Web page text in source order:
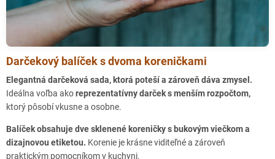
Darčekový balíček s dvoma koreničkami
Elegantná darčeková sada, ktorá poteší a zároveň dáva zmysel.
Ideálna voľba akoreprezentatívny darček s menším rozpočtom,
ktorý pôsobí vkusne a osobne.
Balíček obsahuje dve sklenené koreničky s bukovým viečkom a
dizajnovou etiketou. Korenie je krásne viditeľné a zároveň
praktickým pomocníkom v kuchyni.